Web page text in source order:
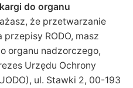
do organu
że przetwarzanie
RODO, masz
organu nadzorczego,
Urzędu Ochrony
ul. Stawki 2, 00-193